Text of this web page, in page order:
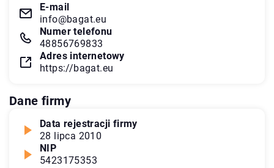
E-mail
info@bagat.eu
Numer telefonu
48856769833
Adres internetowy
https://bagat.eu
Dane firmy
Data rejestracji firmy
28 lipca 2010
NIP
5423175353